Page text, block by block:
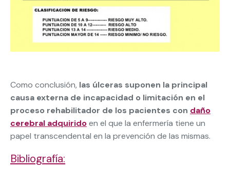
Como conclusión, las úlceras suponen la principal
causa externa de incapacidad o limitación en el
proceso rehabilitador de los pacientes con daño
cerebral adquiridoen el que la enfermería tiene un
papel transcendental en la prevención de las mismas.
Bibliografía: